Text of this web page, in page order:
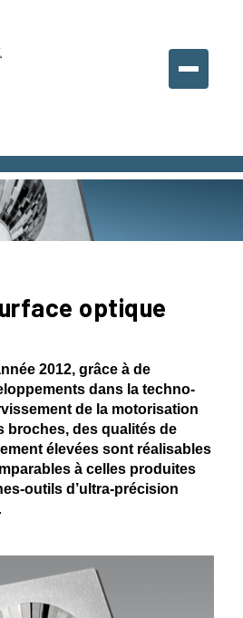
optique
2012, grâce à de
dans la techno­
de la motori­sation
broches, des qualités de
élevées sont réali­sables
à celles produites
outils d’ultra-précision
.